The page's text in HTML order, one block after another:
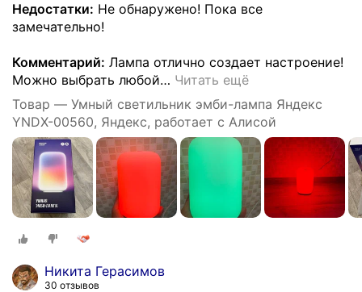
Недостатки: Не обнаружено! Пока все
замечательно!
Комментарий: Лампа отлично создает настроение!
Можно выбрать любой… Читать ещё
Товар — Умный светильник эмби-лампа Яндекс
YNDX-00560, Яндекс, работает с Алисой
Никита Герасимов
30 отзывов